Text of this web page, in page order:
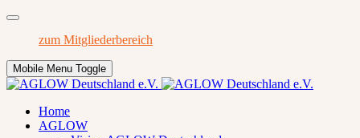
zum Mitgliederbereich
Mobile Menu Toggle
Home
AGLOW